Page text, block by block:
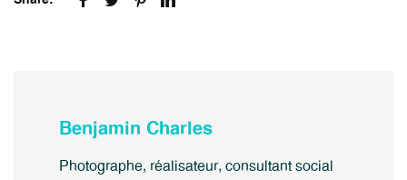
Benjamin Charles
Photographe, réalisateur, consultant social